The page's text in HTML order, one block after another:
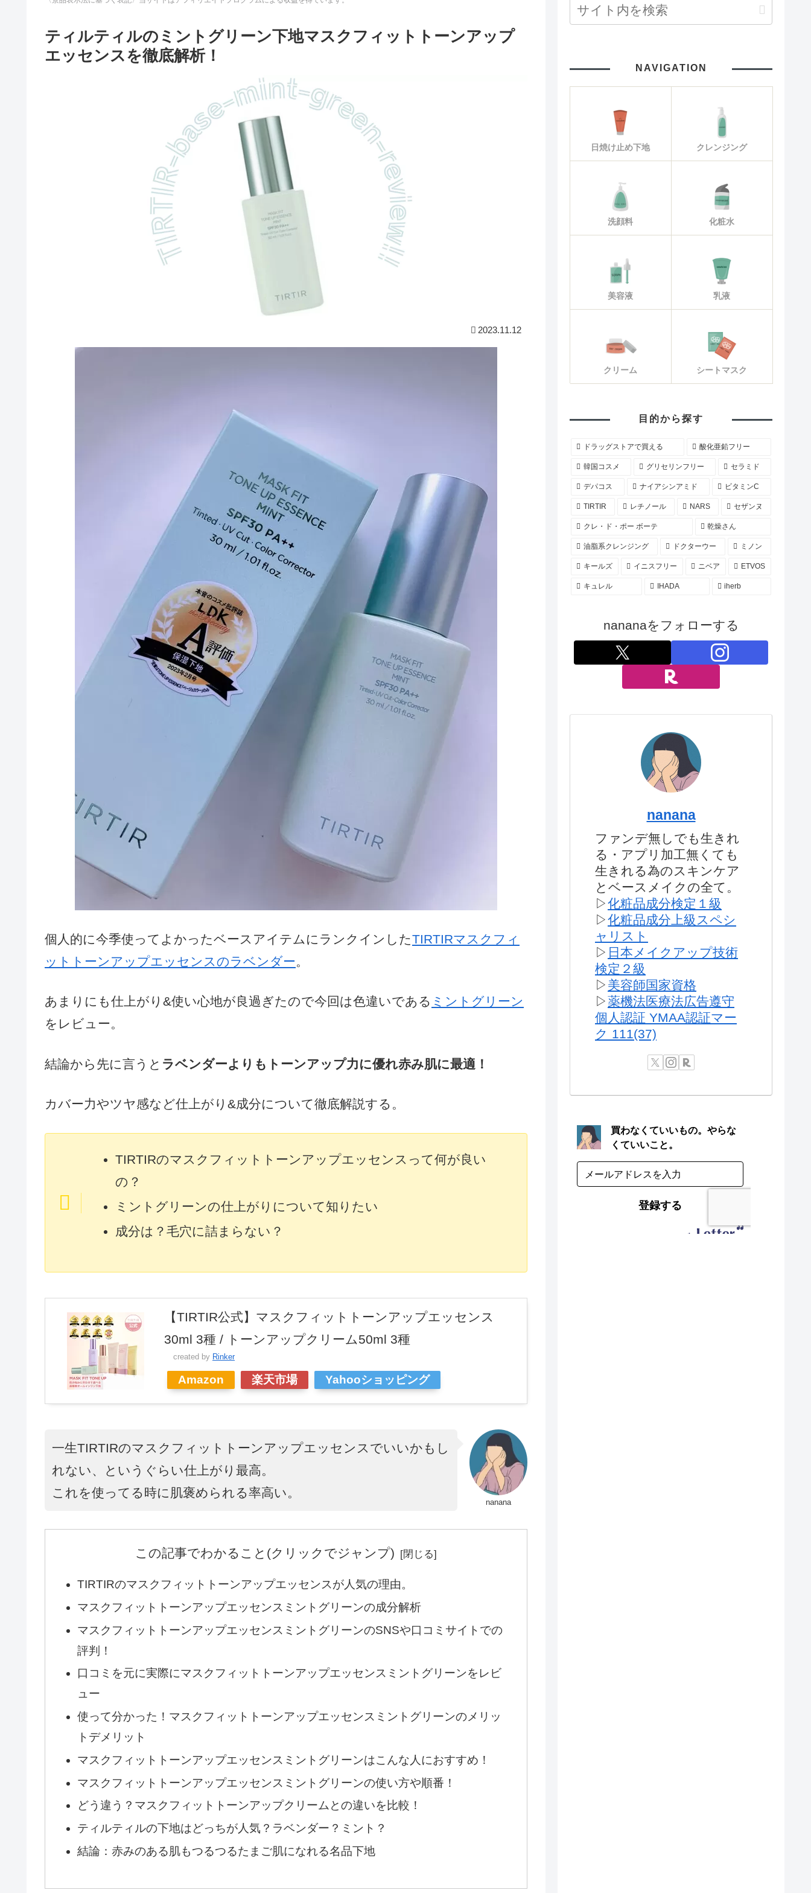
ティルティルのミントグリーン下地マスクフィットトーンアップ
エッセンスを徹底解析！
2023.11.12
個人的に今季使ってよかったベースアイテムにランクインしたTIRTIRマスクフィ
ットトーンアップエッセンスのラベンダー。
あまりにも仕上がり&使い心地が良過ぎたので今回は色違いである ミントグリーン
をレビュー。
結論から先に言うと ラベンダーよりもトーンアップ力に優れ赤み肌に最適！
カバー力やツヤ感など仕上がり&成分について徹底解説する。
TIRTIRのマスクフィットトーンアップエッセンスって何が良い
の？
ミントグリーンの仕上がりについて知りたい
成分は？毛穴に詰まらない？
【TIRTIR公式】マスクフィットトーンアップエッセンス
30ml 3種 / トーンアップクリーム50ml 3種
created by Rinker
Amazon 楽天市場 Yahooショッピング
nanana
一生TIRTIRのマスクフィットトーンアップエッセンスでいいかもし
れない、というぐらい仕上がり最高。
これを使ってる時に肌褒められる率高い。
この記事でわかること(クリックでジャンプ)
TIRTIRのマスクフィットトーンアップエッセンスが人気の理由。
マスクフィットトーンアップエッセンスミントグリーンの成分解析
マスクフィットトーンアップエッセンスミントグリーンのSNSや口コミサイトでの
評判！
口コミを元に実際にマスクフィットトーンアップエッセンスミントグリーンをレビ
ュー
使って分かった！マスクフィットトーンアップエッセンスミントグリーンのメリッ
トデメリット
マスクフィットトーンアップエッセンスミントグリーンはこんな人におすすめ！
マスクフィットトーンアップエッセンスミントグリーンの使い方や順番！
どう違う？マスクフィットトーンアップクリームとの違いを比較！
ティルティルの下地はどっちが人気？ラベンダー？ミント？
結論：赤みのある肌もつるつるたまご肌になれる名品下地
NAVIGATION
日焼け止め下地 クレンジング
洗顔料 化粧水
美容液 乳液
クリーム シートマスク
目的から探す
ドラッグストアで買える 酸化亜鉛フリー
韓国コスメ グリセリンフリー セラミド
デパコス ナイアシンアミド ビタミンC
TIRTIR レチノール NARS セザンヌ
クレ・ド・ポー ボーテ 乾燥さん
油脂系クレンジング ドクターウー ミノン
キールズ イニスフリー ニベア ETVOS
キュレル IHADA iherb
nananaをフォローする
nanana
ファンデ無しでも生きれ
る・アプリ加工無くても
生きれる為のスキンケア
とベースメイクの全て。
▷化粧品成分検定１級
▷化粧品成分上級スペシ
ャリスト
▷ 日本メイクアップ技術
検定２級
▷ 美容師国家資格
▷薬機法医療法広告遵守
個人認証 YMAA認証マー
ク 111(37)